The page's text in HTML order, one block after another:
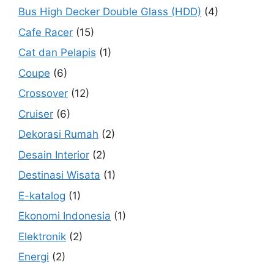
Bus High Decker Double Glass (HDD) (4)
Cafe Racer (15)
Cat dan Pelapis (1)
Coupe (6)
Crossover (12)
Cruiser (6)
Dekorasi Rumah (2)
Desain Interior (2)
Destinasi Wisata (1)
E-katalog (1)
Ekonomi Indonesia (1)
Elektronik (2)
Energi (2)